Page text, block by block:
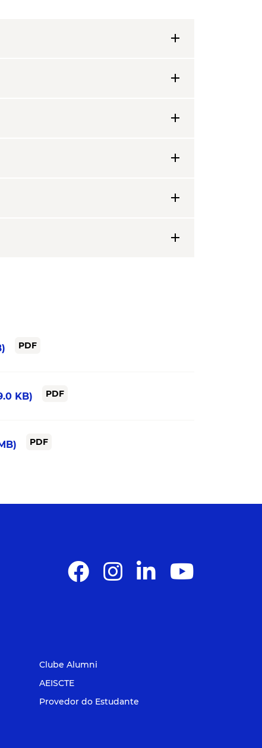
add
add
add
add
add
add
PDF
KB) PDF
PDF
Clube Alumni
AEISCTE
Provedor do Estudante